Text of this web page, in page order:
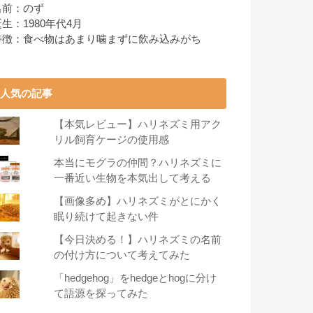
前：のず
：1980年代4月
徴：食べ物はあまり噛まずに飲み込みがち
人気の記事
【本気レビュー】ハリネズミ用アク
リル飼育ケージの使用感
本当にモグラの仲間？ハリネズミに
一番近い生物を本気出して考える
【画像多め】ハリネズミがとにかく
眠り続けて起きない件
【今日決める！】ハリネズミの名前
の付け方について考えてみた
「hedgehog」をhedgeとhogに分け
て語源を探ってみた